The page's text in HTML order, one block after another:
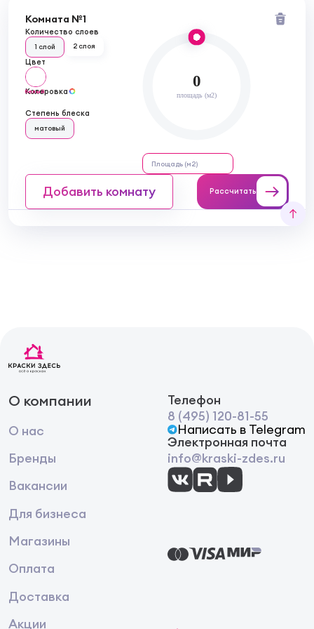
Комната №1
Количество слоев
1 слой 2 слоя
Цвет
белый
Колеровка
Степень блеска
матовый
0
площадь (м2)
Добавить комнату Рассчитать
О компании
О нас
Бренды
Вакансии
Для бизнеса
Магазины
Оплата
Доставка
Акции
Телефон
8 (495) 120-81-55
Написать в Telegram
Электронная почта
info@kraski-zdes.ru